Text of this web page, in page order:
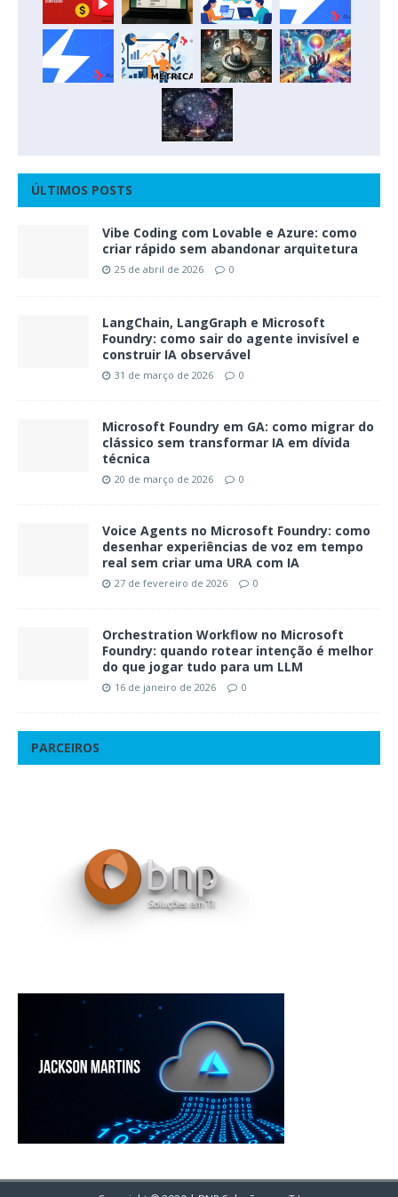
ÚLTIMOS POSTS
Vibe Coding com Lovable e Azure: como
criar rápido sem abandonar arquitetura
25 de abril de 2026 0
LangChain, LangGraph e Microsoft
Foundry: como sair do agente invisível e
construir IA observável
31 de março de 2026 0
Microsoft Foundry em GA: como migrar do
clássico sem transformar IA em dívida
técnica
20 de março de 2026 0
Voice Agents no Microsoft Foundry: como
desenhar experiências de voz em tempo
real sem criar uma URA com IA
27 de fevereiro de 2026 0
Orchestration Workflow no Microsoft
Foundry: quando rotear intenção é melhor
do que jogar tudo para um LLM
16 de janeiro de 2026 0
PARCEIROS